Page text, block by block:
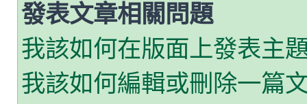
發表文章相關問題
我該如何在版面上發表主
我該如何編輯或刪除一篇